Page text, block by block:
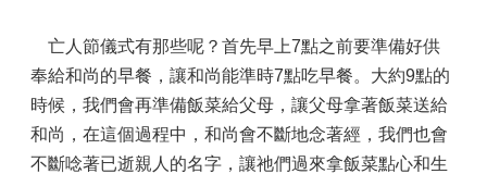
亡人節儀式有那些呢？首先早上7點之前要準備好供
奉給和尚的早餐，讓和尚能準時7點吃早餐。大約9點的
時候，我們會再準備飯菜給父母，讓父母拿著飯菜送給
和尚，在這個過程中，和尚會不斷地念著經，我們也會
不斷唸著已逝親人的名字，讓祂們過來拿飯菜點心和生